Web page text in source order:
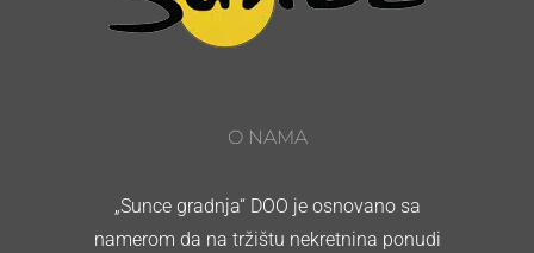
O NAMA
„Sunce gradnja“ DOO je osnovano sa
namerom da na tržištu nekretnina ponudi